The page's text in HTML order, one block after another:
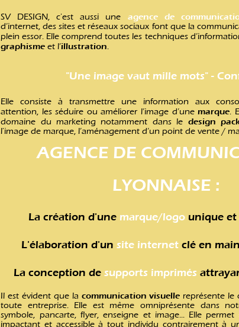
SV DESIGN, c'est aussi une agence de
d’internet, des sites et réseaux sociaux font que la
plein essor. Elle comprend toutes les techniques
graphisme et l’illustration.
"Une image vaut mille mots" -
Elle consiste à transmettre une information aux
attention, les séduire ou améliorer l’image d’unemarque.
domaine du marketing notamment dans le design
l'image de marque, l’aménagement d’un point de vente /
AGENCE DE
LYONNAISE :
La création d'une marque/logo unique et
L'élaboration d'unsite internet clé en
La conception desupports imprimés
Il est évident que la communication visuelle représente
toute entreprise. Elle est même omniprésente dans
symbole, pancarte, flyer, enseigne et image... Elle
impactant et accessible à tout individu contrairement à